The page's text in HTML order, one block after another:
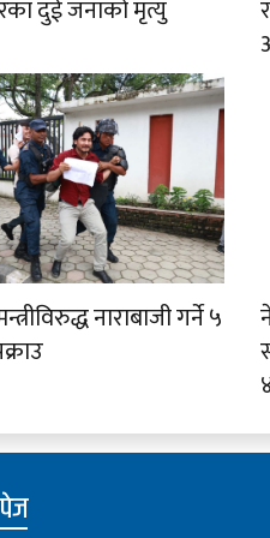
दुई जनाको मृत्यु
नाराबाजी गर्ने ५